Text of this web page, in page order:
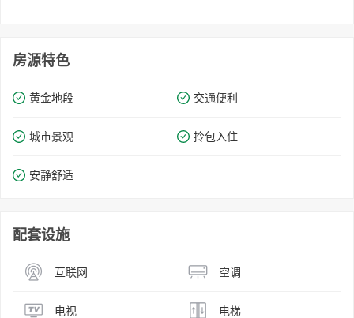
房源特色
黄金地段 交通便利
城市景观 拎包入住
安静舒适
配套设施
互联网 空调
电视 电梯